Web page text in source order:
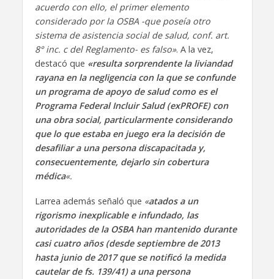
acuerdo con ello, el primer elemento
considerado por la OSBA -que poseía otro
sistema de asistencia social de salud, conf. art.
8° inc. c del Reglamento- es falso». A la vez,
destacó que «resulta sorprendente la liviandad
rayana en la negligencia con la que se confunde
un programa de apoyo de salud como es el
Programa Federal Incluir Salud (exPROFE) con
una obra social, particularmente considerando
que lo que estaba en juego era la decisión de
desafiliar a una persona discapacitada y,
consecuentemente, dejarlo sin cobertura
médica«.
Larrea además señaló que «atados a un
rigorismo inexplicable e infundado, las
autoridades de la OSBA han mantenido durante
casi cuatro años (desde septiembre de 2013
hasta junio de 2017 que se notificó la medida
cautelar de fs. 139/41) a una persona